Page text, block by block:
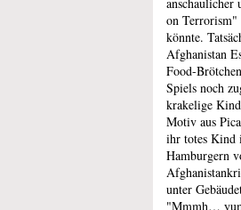
on Terrorism"
könnte.
Afghanistan
Food-
Spiels noch
krakelige
Motiv aus
ihr totes Kind
Hamburgern
unter
"Mmmh…